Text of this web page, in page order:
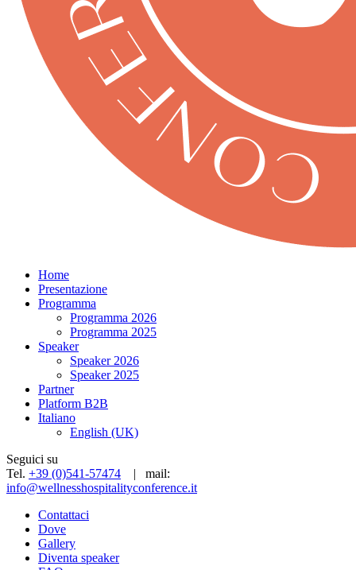
Home
Presentazione
Programma
Programma 2026
Programma 2025
Speaker
Speaker 2026
Speaker 2025
Partner
Platform B2B
Italiano
English (UK)
Seguici su
Tel. +39 (0)541-57474 | mail:
info@wellnesshospitalityconference.it
Contattaci
Dove
Gallery
Diventa speaker